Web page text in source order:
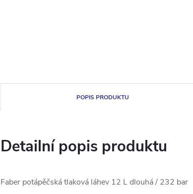
POPIS PRODUKTU
Detailní popis produktu
Faber potápěčská tlaková láhev 12 L dlouhá / 232 bar